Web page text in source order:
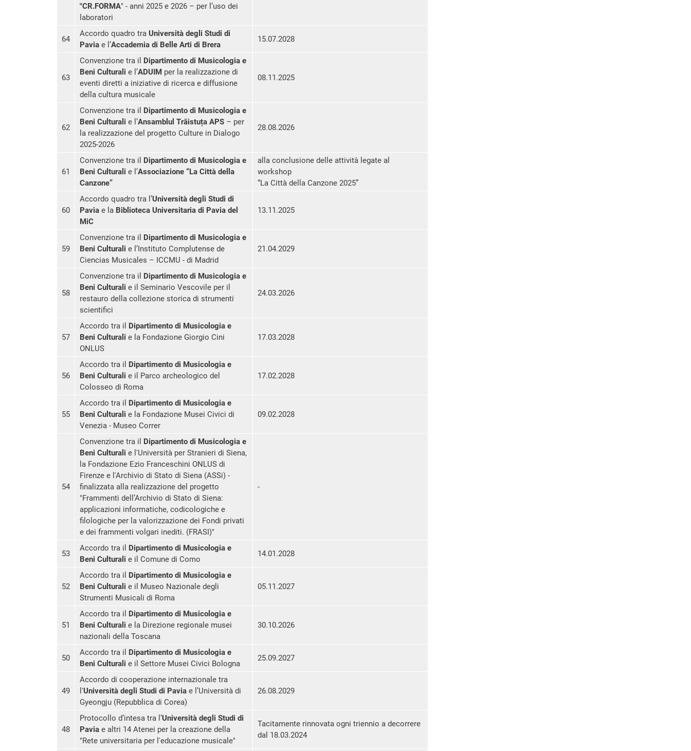
"CR.FORMA" - anni 2025 e 2026 – per l’uso dei
laboratori
64
Accordo quadro tra Università degli Studi di
Paviae l’Accademia di Belle Arti di Brera
15.07.2028
63
Convenzione tra il Dipartimento di Musicologia e
Beni Culturali e l’ADUIMper la realizzazione di
eventi diretti a iniziative di ricerca e diffusione
della cultura musicale
08.11.2025
62
Convenzione tra il Dipartimento di Musicologia e
Beni Culturali e l’Ansamblul Trăistuța APS– per
la realizzazione del progetto Culture in Dialogo
2025-2026
28.08.2026
61
Convenzione tra il Dipartimento di Musicologia e
Beni Culturali e l’Associazione “La Città della
Canzone”
alla conclusione delle attività legate al
workshop
“La Città della Canzone 2025”
60
Accordo quadro tra l’Università degli Studi di
Paviae la Biblioteca Universitaria di Pavia del
MiC
13.11.2025
59
Convenzione tra il Dipartimento di Musicologia e
Beni Culturali e l’Instituto Complutense de
Ciencias Musicales – ICCMU - di Madrid
21.04.2029
58
Convenzione tra il Dipartimento di Musicologia e
Beni Culturali e il Seminario Vescovile per il
restauro della collezione storica di strumenti
scientifici
24.03.2026
57
Accordo tra il Dipartimento di Musicologia e
Beni Culturali e la Fondazione Giorgio Cini
ONLUS
17.03.2028
56
Accordo tra il Dipartimento di Musicologia e
Beni Culturali e il Parco archeologico del
Colosseo di Roma
17.02.2028
55
Accordo tra il Dipartimento di Musicologia e
Beni Culturali e la Fondazione Musei Civici di
Venezia - Museo Correr
09.02.2028
54
Convenzione tra il Dipartimento di Musicologia e
Beni Culturali e l'Università per Stranieri di Siena,
la Fondazione Ezio Franceschini ONLUS di
Firenze e l'Archivio di Stato di Siena (ASSi) -
finalizzata alla realizzazione del progetto
"Frammenti dell’Archivio di Stato di Siena:
applicazioni informatiche, codicologiche e
filologiche per la valorizzazione dei Fondi privati
e dei frammenti volgari inediti. (FRASI)"
-
53
Accordo tra il Dipartimento di Musicologia e
Beni Culturali e il Comune di Como
14.01.2028
52
Accordo tra il Dipartimento di Musicologia e
Beni Culturali e il Museo Nazionale degli
Strumenti Musicali di Roma
05.11.2027
51
Accordo tra il Dipartimento di Musicologia e
Beni Culturali e la Direzione regionale musei
nazionali della Toscana
30.10.2026
50
Accordo tra il Dipartimento di Musicologia e
Beni Culturali e il Settore Musei Civici Bologna
25.09.2027
49
Accordo di cooperazione internazionale tra
l'Università degli Studi di Paviae l’Università di
Gyeongju (Repubblica di Corea)
26.08.2029
48
Protocollo d’intesa tra l’Università degli Studi di
Paviae altri 14 Atenei per la creazione della
"Rete universitaria per l'educazione musicale"
Tacitamente rinnovata ogni triennio a decorrere
dal 18.03.2024